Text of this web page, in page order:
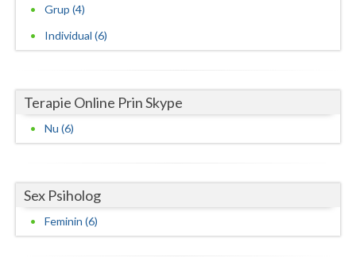
Grup (4)
Individual (6)
Terapie Online Prin Skype
Nu (6)
Sex Psiholog
Feminin (6)